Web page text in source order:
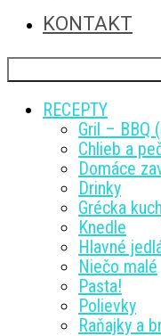
KONTAKT
RECEPTY
Gril – BBQ
Chlieb a
Domáce
Drinky
Grécka
Knedle
Hlavné
Niečo malé
Pasta!
Polievky
Raňajky a